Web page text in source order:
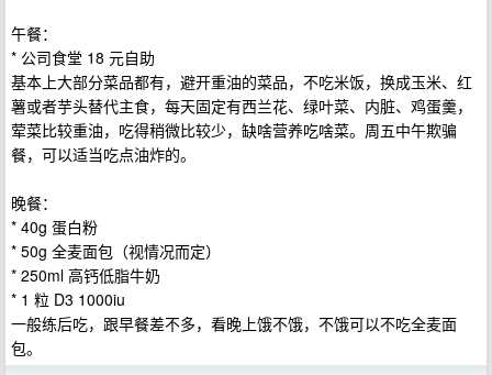
午餐：
* 公司食堂 18 元自助
基本上大部分菜品都有，避开重油的菜品，不吃米饭，换成玉米、红
薯或者芋头替代主食，每天固定有西兰花、绿叶菜、内脏、鸡蛋羹，
荤菜比较重油，吃得稍微比较少，缺啥营养吃啥菜。周五中午欺骗
餐，可以适当吃点油炸的。
晚餐：
* 40g 蛋白粉
* 50g 全麦面包（视情况而定）
* 250ml 高钙低脂牛奶
* 1 粒 D3 1000iu
一般练后吃，跟早餐差不多，看晚上饿不饿，不饿可以不吃全麦面
包。